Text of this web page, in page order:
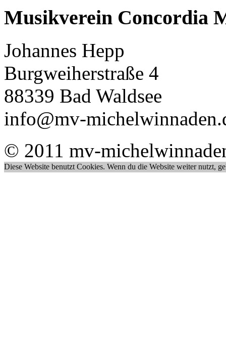
Musikverein Concordia
Johannes Hepp
Burgweiherstraße 4
88339 Bad Waldsee
info@mv-
© 2011 mv-
Diese Website benutzt Cookies. Wenn du die Website weiter nutzt,